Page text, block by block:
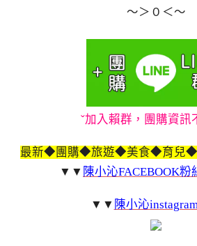
～＞０＜～
ˇ加入賴群，團購資訊
最新◆團購◆旅遊◆美食◆育兒
▼▼ 陳小沁FACEBOOK粉
▼▼ 陳小沁